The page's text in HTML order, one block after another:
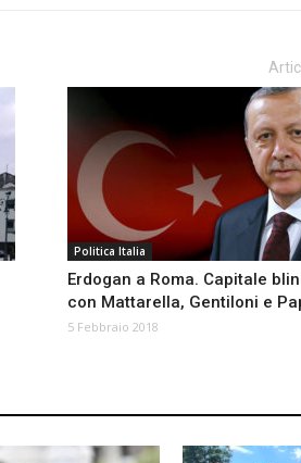
Politica Italia
Erdogan a Roma. Capitale
con Mattarella, Gentiloni e
5 Febbraio 2018